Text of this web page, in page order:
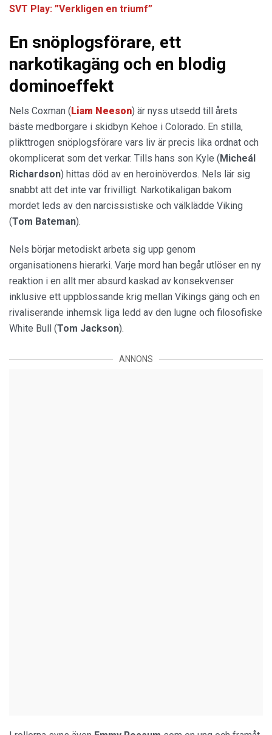
SVT Play: ”Verkligen en triumf”
En snöplogsförare, ett
narkotikagäng och en blodig
dominoeffekt
Nels Coxman ( Liam Neeson) är nyss utsedd till årets
bäste medborgare i skidbyn Kehoe i Colorado. En stilla,
plikttrogen snöplogsförare vars liv är precis lika ordnat och
okomplicerat som det verkar. Tills hans son Kyle ( Micheál
Richardson) hittas död av en heroinöverdos. Nels lär sig
snabbt att det inte var frivilligt. Narkotikaligan bakom
mordet leds av den narcissistiske och välklädde Viking
(Tom Bateman).
Nels börjar metodiskt arbeta sig upp genom
organisationens hierarki. Varje mord han begår utlöser en ny
reaktion i en allt mer absurd kaskad av konsekvenser
inklusive ett uppblossande krig mellan Vikings gäng och en
rivaliserande inhemsk liga ledd av den lugne och filosofiske
White Bull (Tom Jackson).
ANNONS